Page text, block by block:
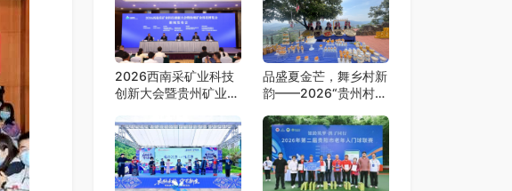
2026西南采矿业科技
创新大会暨贵州矿业科
品盛夏金芒，舞乡村新
韵——2026“贵州村
采风活动圆满开展